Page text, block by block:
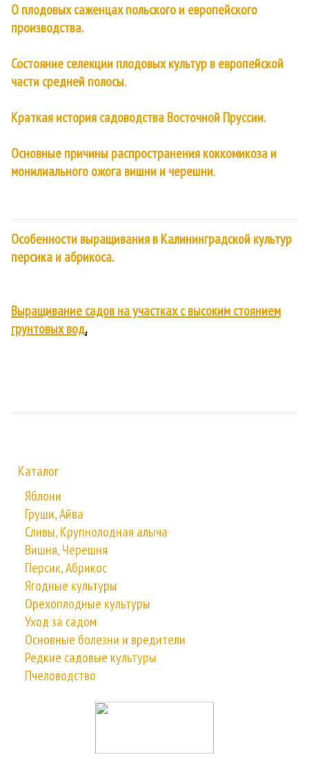
О плодовых саженцах польского и европейского
производства.
Состояние селекции плодовых культур в европейской
части средней полосы.
Краткая история садоводства Восточной Пруссии.
Основные причины распространения коккомикоза и
монилиального ожога вишни и черешни.
Особенности выращивания в Калининградской культур
персика и абрикоса.
Выращивание садов на участках с высоким стоянием
грунтовых вод.
Каталог
Яблони
Груши, Айва
Сливы, Крупнолодная алыча
Вишня, Черешня
Персик, Абрикос
Ягодные культуры
Орехоплодные культуры
Уход за садом
Основные болезни и вредители
Редкие садовые культуры
Пчеловодство